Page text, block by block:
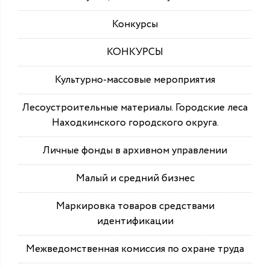
Конкурсы
КОНКУРСЫ
Культурно-массовые мероприятия
Лесоустроительные материалы. Городские леса
Находкинского городского округа.
Личные фонды в архивном управлении
Малый и средний бизнес
Маркировка товаров средствами
идентификации
Межведомственная комиссия по охране труда